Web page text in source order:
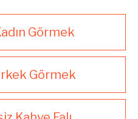
Görmek
Görmek